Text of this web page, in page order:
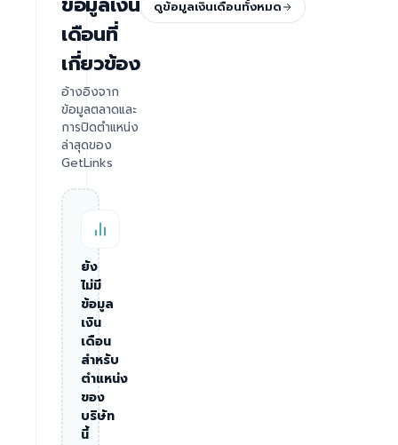
เดือนที่
เกี่ยวข้อง
อ้างอิงจาก
ข้อมูลตลาดและ
การปิดตำแหน่ง
ล่าสุดของ
GetLinks
ดูข้อมูลเงินเดือนทั้งหมด
ยัง
ไม่มี
ข้อมูล
เงิน
เดือน
สำหรับ
ตำแหน่ง
ของ
บริษัท
นี้